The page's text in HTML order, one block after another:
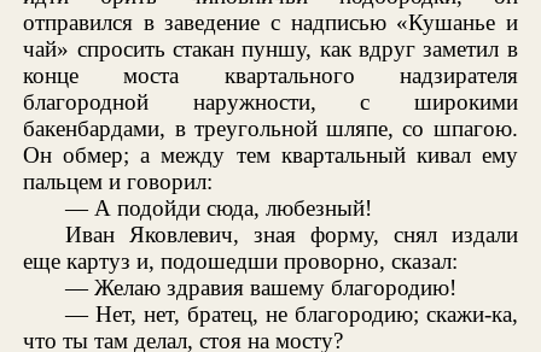
отправился в заведение с надписью «Кушанье и
чай» спросить стакан пуншу, как вдруг заметил в
конце моста квартального надзирателя
благородной наружности, с широкими
бакенбардами, в треугольной шляпе, со шпагою.
Он обмер; а между тем квартальный кивал ему
пальцем и говорил:
— А подойди сюда, любезный!
Иван Яковлевич, зная форму, снял издали
еще картуз и, подошедши проворно, сказал:
— Желаю здравия вашему благородию!
— Нет, нет, братец, не благородию; скажи-ка,
что ты там делал, стоя на мосту?